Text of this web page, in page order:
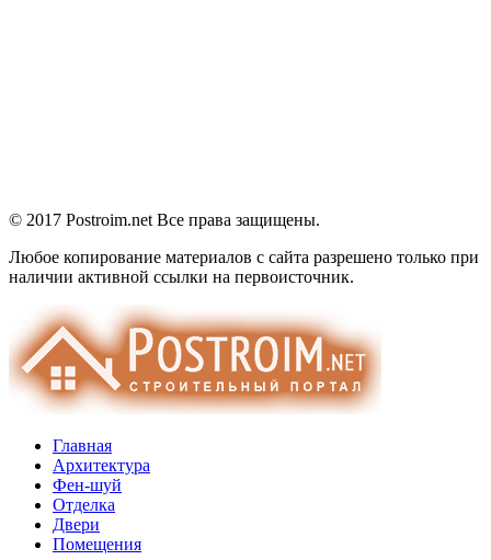
© 2017 Postroim.net Все права защищены.
Любое копирование материалов с сайта разрешено только при
наличии активной ссылки на первоисточник.
Главная
Архитектура
Фен-шуй
Отделка
Двери
Помещения